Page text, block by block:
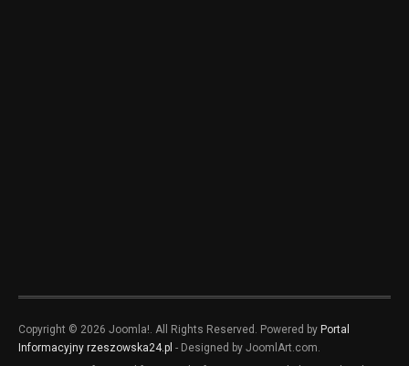
Copyright © 2026 Joomla!. All Rights Reserved. Powered by Portal
Informacyjny rzeszowska24.pl - Designed by JoomlArt.com.